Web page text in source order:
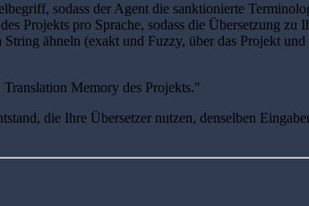
sodass der Agent die sanktionierte
Projekts pro Sprache, sodass die Übersetzung zu
String ähneln (exakt und Fuzzy, über das Projekt
Memory des Projekts."
die Ihre Übersetzer nutzen, denselben